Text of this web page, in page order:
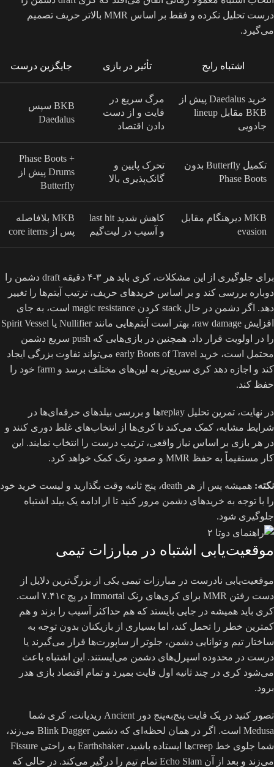
درست تحلیل نکرده و فقط بر اساس MMR بالاتر حریف تصمیم
می‌گیرد.
اشتباه رایج تأثیر در بازی جایگزین درست
خرید Daedalus پیش از
BKB مقابل lineup
جادویی
مرگ سریع در
فایت و از دست
دادن اقتصاد
BKB سپس
Daedalus
تکمیل Butterfly بدون
Phase Boots
تحرک پایین و
گانک‌پذیری بالا
Phase Boots +
Drums پیش از
Butterfly
MKB دیرهنگام مقابل
evasion
کاهش شدید last hit
و آسیب در لیت‌گیم
MKB بلافاصله
پس از core items
برای جلوگیری از این مشکلات، کری باید هر ۳-۴ دقیقه draft دشمن را
دوباره بررسی کند و بر اساس خریدهای حریف، ترتیب آیتم‌ها را تغییر
دهد. اگر دشمن در حال stack کردن magic resistance است، به جای
افزایش raw damage، بهتر است آیتم‌هایی مانند Nullifier یا Spirit Vessel
را در اولویت قرار داد. همچنین در بازی‌هایی که push سریع دشمن
محتمل است، خرید early Boots of Travel می‌تواند تفاوت بزرگی ایجاد
کند و اجازه دهد کری سریع‌تر به لین‌های مختلف برسد و farm خود را
حفظ کند.
در نهایت، تمرین تحلیل replayها و بررسی بیلدهای حرفه‌ای‌ها در
شرایط مشابه، کمک می‌کند تا کری‌ها از انتخاب‌های غلط دوری کنند و
در هر بازی بر اساس نیاز واقعی، ترتیب درست را انتخاب نمایند. این
کار مستقیماً به حفظ MMR و صعود رنک کمک خواهد کرد.
نکته:
همیشه پس از هر death، پنج ثانیه وقت بگذارید و لیست خرید خود
را با توجه به خریدهای دشمن مرور کنید تا از ادامه یک بیلد اشتباه
جلوگیری شود.
موقعیت‌یابی اشتباه در مبارزات تیمی
موقعیت‌یابی نادرست در مبارزات تیمی یکی از بزرگ‌ترین دلایل از
دست رفتن MMR برای کری‌های رنک Immortal در پچ ۷.۴۱c است.
کری باید همیشه در جایی بایستد که هم حداکثر آسیب را بزند و هم
کمترین خطر را تحمل کند، اما بسیاری از بازیکنان بدون توجه به
ساختار تیم و توانایی دشمن، جلوتر از ساپورت‌ها قرار می‌گیرند یا
درست در محدوده اسپرل‌های دشمن می‌ایستند. این اشتباه باعث
می‌شود کری در چند ثانیه اول فایت بمیرد و تمام اقتصاد بازی هدر
برود.
تصور کنید در یک فایت پنج‌به‌پنج دور Ancient ریدیانت، کری شما
Medusa است. اگر در همان لحظه‌ای که دشمن Blink Dagger می‌زند،
شما جلوی خط creepها ایستاده باشید، Earthshaker به راحتی Fissure
می‌زند و بعد از آن Echo Slam تمام تیم را درگیر می‌کند. در حالی که